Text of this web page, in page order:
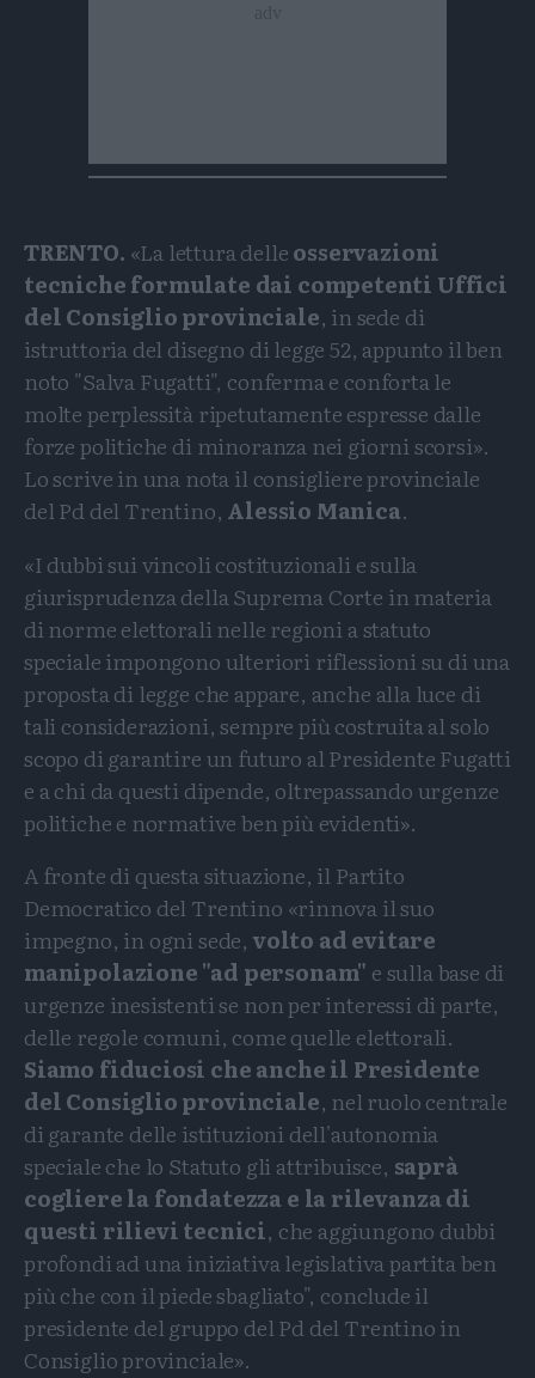
TRENTO. «La lettura delleosservazioni
tecniche formulate dai competenti Uffici
del Consiglio provinciale, in sede di
istruttoria del disegno di legge 52, appunto il ben
noto "Salva Fugatti", conferma e conforta le
molte perplessità ripetutamente espresse dalle
forze politiche di minoranza nei giorni scorsi».
Lo scrive in una nota il consigliere provinciale
del Pd del Trentino, Alessio Manica.
«I dubbi sui vincoli costituzionali e sulla
giurisprudenza della Suprema Corte in materia
di norme elettorali nelle regioni a statuto
speciale impongono ulteriori riflessioni su di una
proposta di legge che appare, anche alla luce di
tali considerazioni, sempre più costruita al solo
scopo di garantire un futuro al Presidente Fugatti
e a chi da questi dipende, oltrepassando urgenze
politiche e normative ben più evidenti».
A fronte di questa situazione, il Partito
Democratico del Trentino «rinnova il suo
impegno, in ogni sede, volto ad evitare
manipolazione "ad personam" e sulla base di
urgenze inesistenti se non per interessi di parte,
delle regole comuni, come quelle elettorali.
Siamo fiduciosi che anche il Presidente
del Consiglio provinciale, nel ruolo centrale
di garante delle istituzioni dell'autonomia
speciale che lo Statuto gli attribuisce, saprà
cogliere la fondatezza e la rilevanza di
questi rilievi tecnici, che aggiungono dubbi
profondi ad una iniziativa legislativa partita ben
più che con il piede sbagliato", conclude il
presidente del gruppo del Pd del Trentino in
Consiglio provinciale».